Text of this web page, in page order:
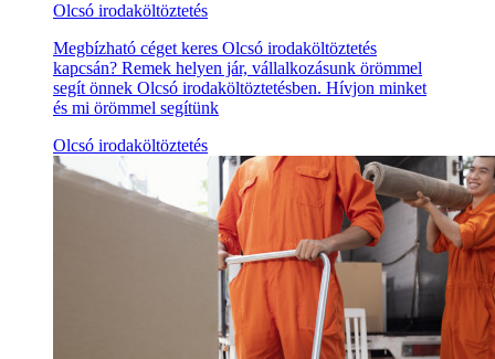
Olcsó irodaköltöztetés
Megbízható céget keres Olcsó irodaköltöztetés
kapcsán? Remek helyen jár, vállalkozásunk örömmel
segít önnek Olcsó irodaköltöztetésben. Hívjon minket
és mi örömmel segítünk
Olcsó irodaköltöztetés